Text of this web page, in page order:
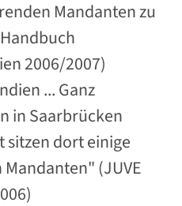
Mandanten zu
2006/2007)
... Ganz
in Saarbrücken
sitzen dort einige
(JUVE